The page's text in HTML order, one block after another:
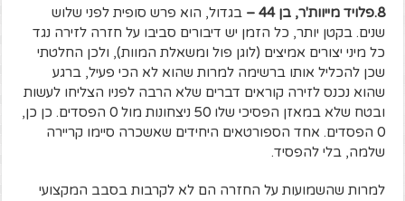
8.פלויד מייוות'ר, בן 44 –
בגדול, הוא פרש סופית לפני שלוש
שנים. בקטן יותר, כל הזמן יש דיבורים סביבו על חזרה לזירה נגד
כל מיני יצורים אמיצים (לוגן פול ומשאלת המוות), ולכן החלטתי
שכן להכליל אותו ברשימה למרות שהוא לא הכי פעיל, ברגע
שהוא נכנס לזירה קוראים דברים שלא הרבה לפניו הצליחו לעשות
ובטח שלא במאזן הפסיכי שלו 50 ניצחונות מול 0 הפסדים. כן כן,
0 הפסדים. אחד הספורטאים היחידים שאשכרה סיימו קריירה
שלמה, בלי להפסיד.
למרות שהשמועות על החזרה הם לא לקרבות בסבב המקצועי